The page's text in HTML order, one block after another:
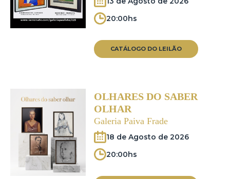
20:00hs
CATÁLOGO DO LEILÃO
OLHARES DO SABER
OLHAR
Galeria Paiva Frade
18 de Agosto de 2026
20:00hs